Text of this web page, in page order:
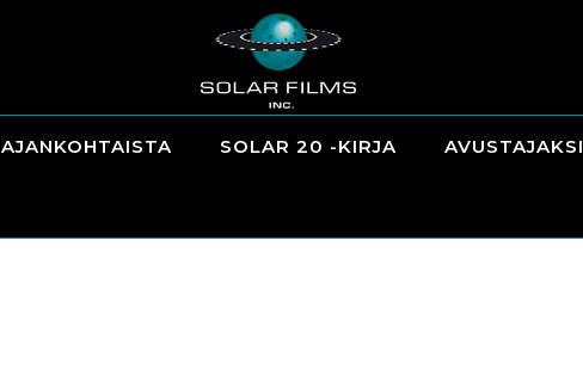
AJANKOHTAISTA SOLAR 20 -KIRJA AVUSTAJAKSI